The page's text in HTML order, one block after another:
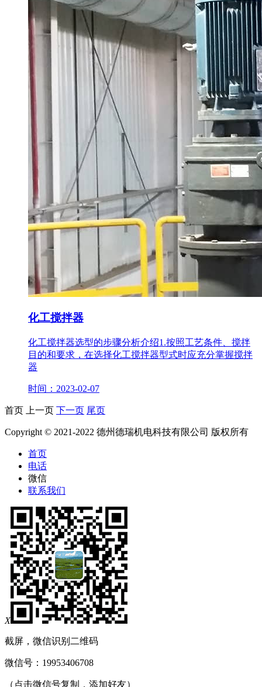
化工搅拌器
化工搅拌器选型的步骤分析介绍1.按照工艺条件、搅拌
目的和要求，在选择化工搅拌器型式时应充分掌握搅拌
器
时间：2023-02-07
首页 上一页 下一页 尾页
Copyright © 2021-2022 德州德瑞机电科技有限公司 版权所有
首页
电话
微信
联系我们
X
截屏，微信识别二维码
微信号： 19953406708
（点击微信号复制，添加好友）